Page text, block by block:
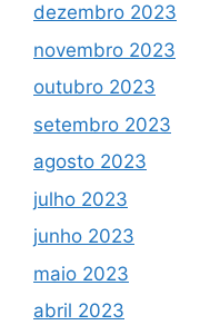
dezembro 2023
novembro 2023
outubro 2023
setembro 2023
agosto 2023
julho 2023
junho 2023
maio 2023
abril 2023